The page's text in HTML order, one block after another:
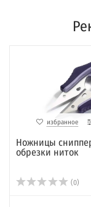
избранное
Ножницы
обрезки ниток
(0)